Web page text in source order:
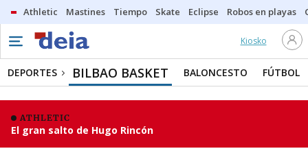
Athletic Mastines Tiempo Skate Eclipse Robos en playas
Kiosko
DEPORTES BILBAO BASKET BALONCESTO FÚTBOL
ATHLETIC
El gran salto de Hugo Rincón